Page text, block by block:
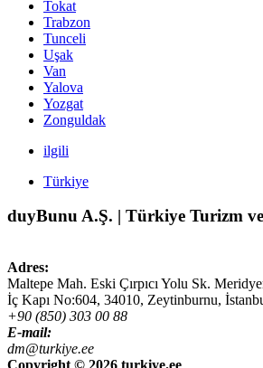
Tokat
Trabzon
Tunceli
Uşak
Van
Yalova
Yozgat
Zonguldak
ilgili
Türkiye
duyBunu A.Ş. | Türkiye Turizm
Adres:
Maltepe Mah. Eski Çırpıcı Yolu Sk.
İç Kapı No:604, 34010, Zeytinburnu,
+90 (850) 303 00 88
E-mail:
dm@turkiye.ee